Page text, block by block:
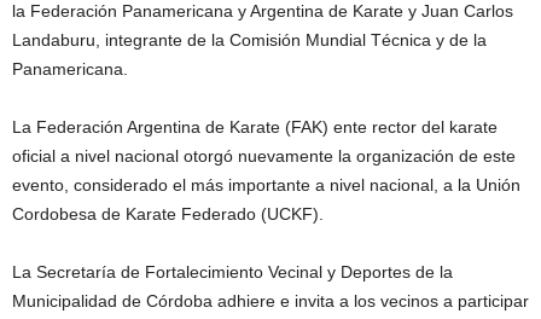
la Federación Panamericana y Argentina de Karate y Juan Carlos
Landaburu, integrante de la Comisión Mundial Técnica y de la
Panamericana.
La Federación Argentina de Karate (FAK) ente rector del karate
oficial a nivel nacional otorgó nuevamente la organización de este
evento, considerado el más importante a nivel nacional, a la Unión
Cordobesa de Karate Federado (UCKF).
La Secretaría de Fortalecimiento Vecinal y Deportes de la
Municipalidad de Córdoba adhiere e invita a los vecinos a participar